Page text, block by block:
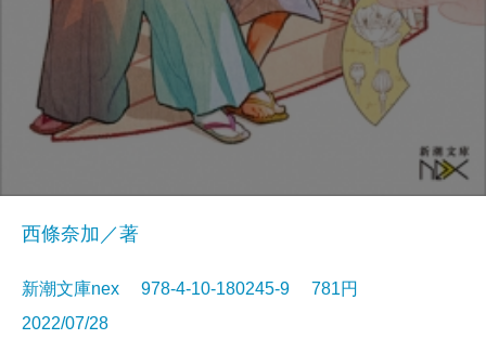
西條奈加／著
新潮文庫nex 978-4-10-180245-9 781円
2022/07/28